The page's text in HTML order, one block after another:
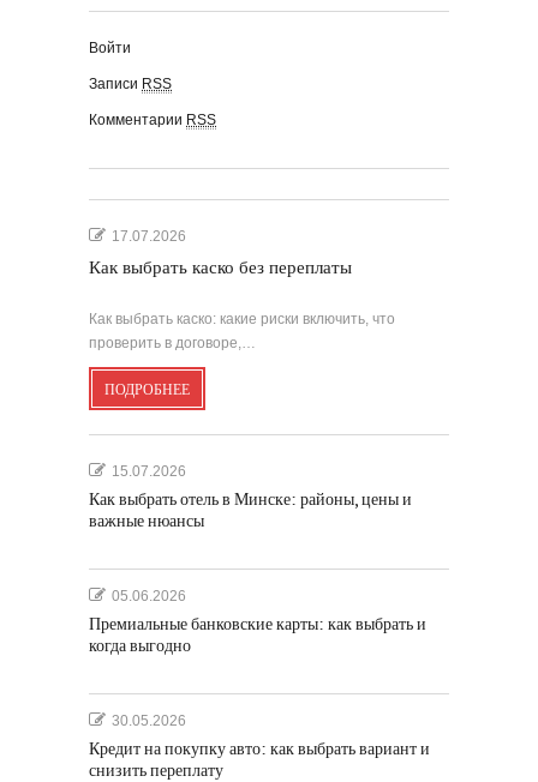
Войти
Записи RSS
Комментарии RSS
17.07.2026
Как выбрать каско без переплаты
Как выбрать каско: какие риски включить, что
проверить в договоре,…
ПОДРОБНЕЕ
15.07.2026
Как выбрать отель в Минске: районы, цены и
важные нюансы
05.06.2026
Премиальные банковские карты: как выбрать и
когда выгодно
30.05.2026
Кредит на покупку авто: как выбрать вариант и
снизить переплату